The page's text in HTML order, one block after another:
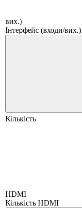
вих.)
Інтерфейс (входи/вих.)
Кількість
HDMI
Кількість HDMI